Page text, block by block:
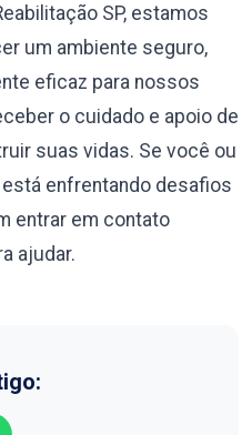
SP, estamos
um ambiente seguro,
eficaz para nossos
o cuidado e apoio de
suas vidas. Se você ou
enfrentando desafios
entrar em contato
ajudar.